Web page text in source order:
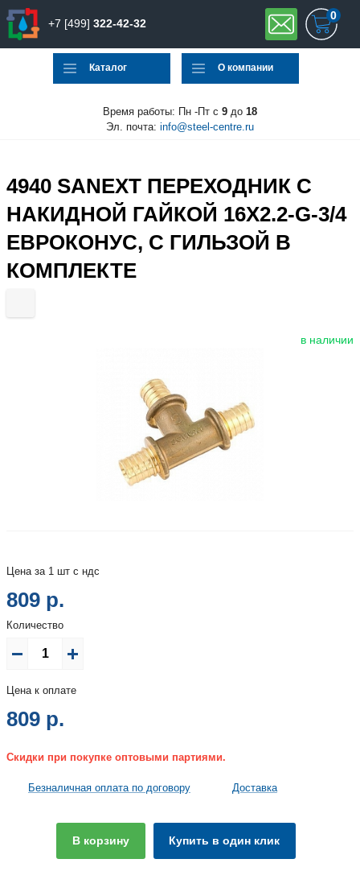
+7 [499] 322-42-32
0
Каталог О компании
Время работы: Пн -Пт с 9 до 18
Эл. почта: info@steel-centre.ru
4940 SANEXT ПЕРЕХОДНИК С
НАКИДНОЙ ГАЙКОЙ 16Х2.2-G-3/4
ЕВРОКОНУС, С ГИЛЬЗОЙ В
КОМПЛЕКТЕ
в наличии
Цена за 1 шт с ндс
809 р.
Количество
Цена к оплате
809 р.
Скидки при покупке оптовыми партиями.
Безналичная оплата по договору Доставка
В корзину Купить в один клик